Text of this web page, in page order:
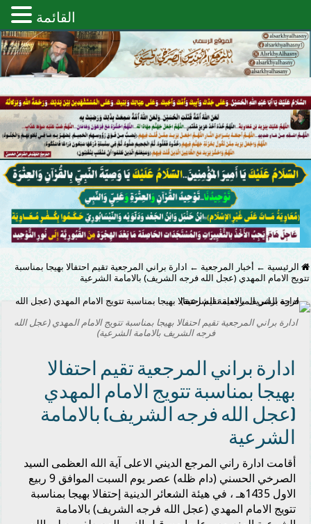
الرئيسية ← أخبار المرجعية ← ادارة براني المرجعية تقيم احتفالا بهيجا بمناسبة
تتويج الامام المهدي (عجل الله فرجه الشريف) بالامامة الشرعية
ادارة براني المرجعية تقيم احتفالا بهيجا بمناسبة تتويج الامام المهدي (عجل الله
فرجه الشريف بالامامة الشرعية)
ادارة براني المرجعية تقيم احتفالا
بهيجا بمناسبة تتويج الامام المهدي
(عجل الله فرجه الشريف) بالامامة
الشرعية
أقامت ادارة راني المرجع الديني الاعلى آية الله العظمى السيد
الصرخي الحسني (دام ظله) عصر يوم السبت الموافق 9 ربيع
الاول 1435هـ ، في هيئة الشعائر الدينية إحتفالا بهيجا بمناسبة
تتويج الامام المهدي (عجل الله فرجه الشريف) بالامامة
القائمة